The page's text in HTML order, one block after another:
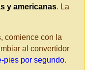
y americanas. La
comience con la
al convertidor
pies por segundo.